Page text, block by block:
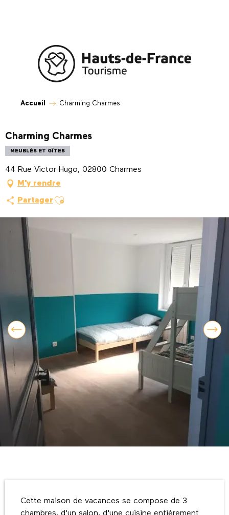
Accueil Charming Charmes
Charming Charmes
MEUBLÉS ET GÎTES
44 Rue Victor Hugo, 02800 Charmes
M'y rendre
Partager Ajouter aux favoris
Cette maison de vacances se compose de 3